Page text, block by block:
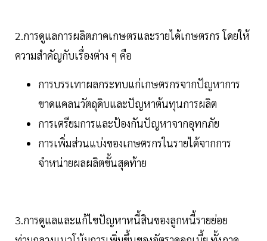
2.การดูแลการผลิตภาคเกษตรและรายได้เกษตรกร โดยให้
ความสำคัญกับเรื่องต่าง ๆ คือ
การบรรเทาผลกระทบแก่เกษตรกรจากปัญหาการ
ขาดแคลนวัตถุดิบและปัญหาต้นทุนการผลิต
การเตรียมการและป้องกันปัญหาจากอุทกภัย
การเพิ่มส่วนแบ่งของเกษตรกรในรายได้จากการ
จำหน่ายผลผลิตขั้นสุดท้าย
3.การดูแลและแก้ไขปัญหาหนี้สินของลูกหนี้รายย่อย